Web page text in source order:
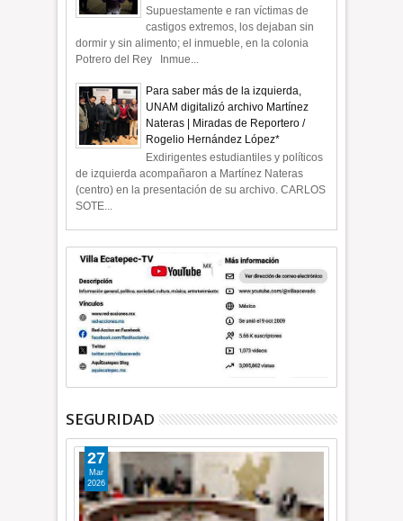
Supuestamente e ran víctimas de
castigos extremos, los dejaban sin
dormir y sin alimento; el inmueble, en la colonia
Potrero del Rey Inmue...
Para saber más de la izquierda,
UNAM digitalizó archivo Martínez
Nateras | Miradas de Reportero /
Rogelio Hernández López*
Exdirigentes estudiantiles y políticos
de izquierda acompañaron a Martínez Nateras
(centro) en la presentación de su archivo. CARLOS
SOTE...
SEGURIDAD
27
Mar
2026